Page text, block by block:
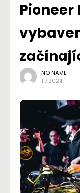
Pioneer
NO NAME
1.7.2024